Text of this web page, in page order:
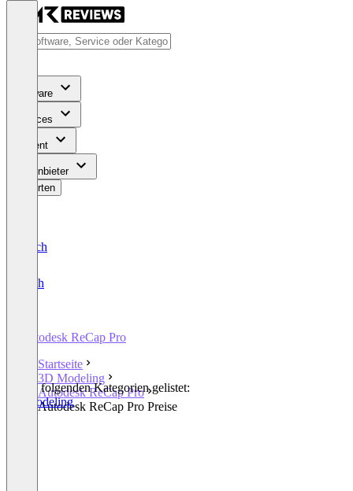
Software
Services
Content
Für Anbieter
Bewerten
Deutsch
English
Autodesk ReCap Pro
Startseite
3D Modeling
Autodesk ReCap Pro
Autodesk ReCap Pro Preise
In den folgenden Kategorien gelistet:
3D Modeling